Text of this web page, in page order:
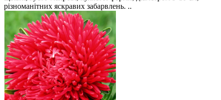
різноманітних яскравих забарвлень. ..